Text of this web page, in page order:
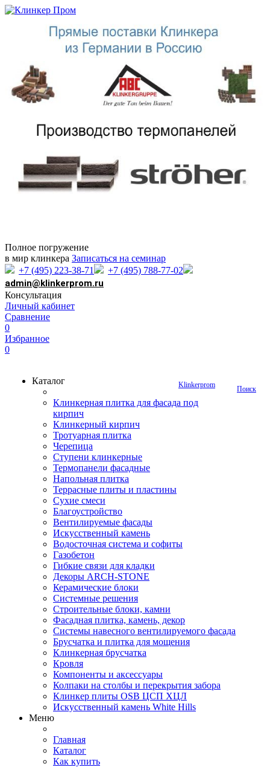
Полное погружение
в мир клинкера Записаться на семинар
+7 (495) 223-38-71
+7 (495) 788-77-02
admin@klinkerprom.ru
Консультация
Личный кабинет
Сравнение
0
Избранное
0
Поиск
Klinkerprom
Каталог
Клинкерная плитка для фасада под
кирпич
Клинкерный кирпич
Тротуарная плитка
Черепица
Ступени клинкерные
Термопанели фасадные
Напольная плитка
Террасные плиты и пластины
Сухие смеси
Благоустройство
Вентилируемые фасады
Искусственный камень
Водосточная система и софиты
Газобетон
Гибкие связи для кладки
Декоры ARCH-STONE
Керамические блоки
Системные решения
Строительные блоки, камни
Фасадная плитка, камень, декор
Системы навесного вентилируемого фасада
Брусчатка и плитка для мощения
Клинкерная брусчатка
Кровля
Компоненты и аксессуары
Колпаки на столбы и перекрытия забора
Клинкер плиты OSB ЦСП ХЦЛ
Искусственный камень White Hills
Меню
Главная
Каталог
Как купить